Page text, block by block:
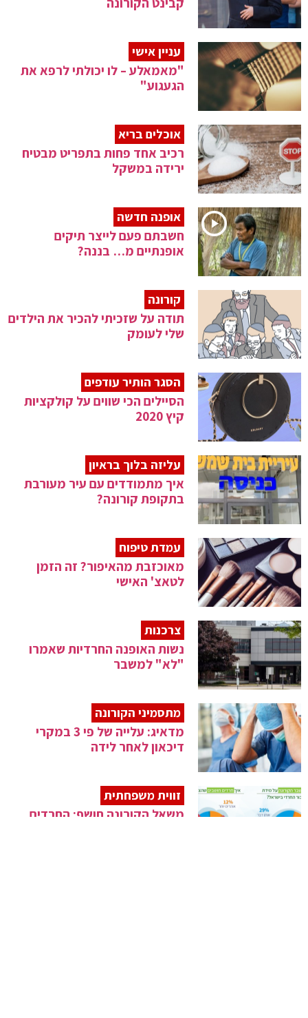
עניין אישי
"מאמאלע – לו יכולתי לרפא את
הגעגוע"
אוכלים בריא
רכיב אחד פחות בתפריט מבטיח
ירידה במשקל
אופנה חדשה
חשבתם פעם לייצר תיקים
אופנתיים מ… בננה?
קורונה
תודה על שזכיתי להכיר את הילדים
שלי לעומק
הסגר הותיר עודפים
הסיילים הכי שווים על קולקציות
קיץ 2020
עליזה בלוך בראיון
איך מתמודדים עם עיר מעורבת
בתקופת קורונה?
עמדת טיפוח
מאוכזבת מהאיפור? זה הזמן
לטאצ' האישי
צרכנות
נשות האופנה החרדיות שאמרו
"לא" למשבר
מתסמיני הקורונה
מדאיג: עלייה של פי 3 במקרי
דיכאון לאחר לידה
זווית משפחתית
משאל הקורונה חושף: החרדים